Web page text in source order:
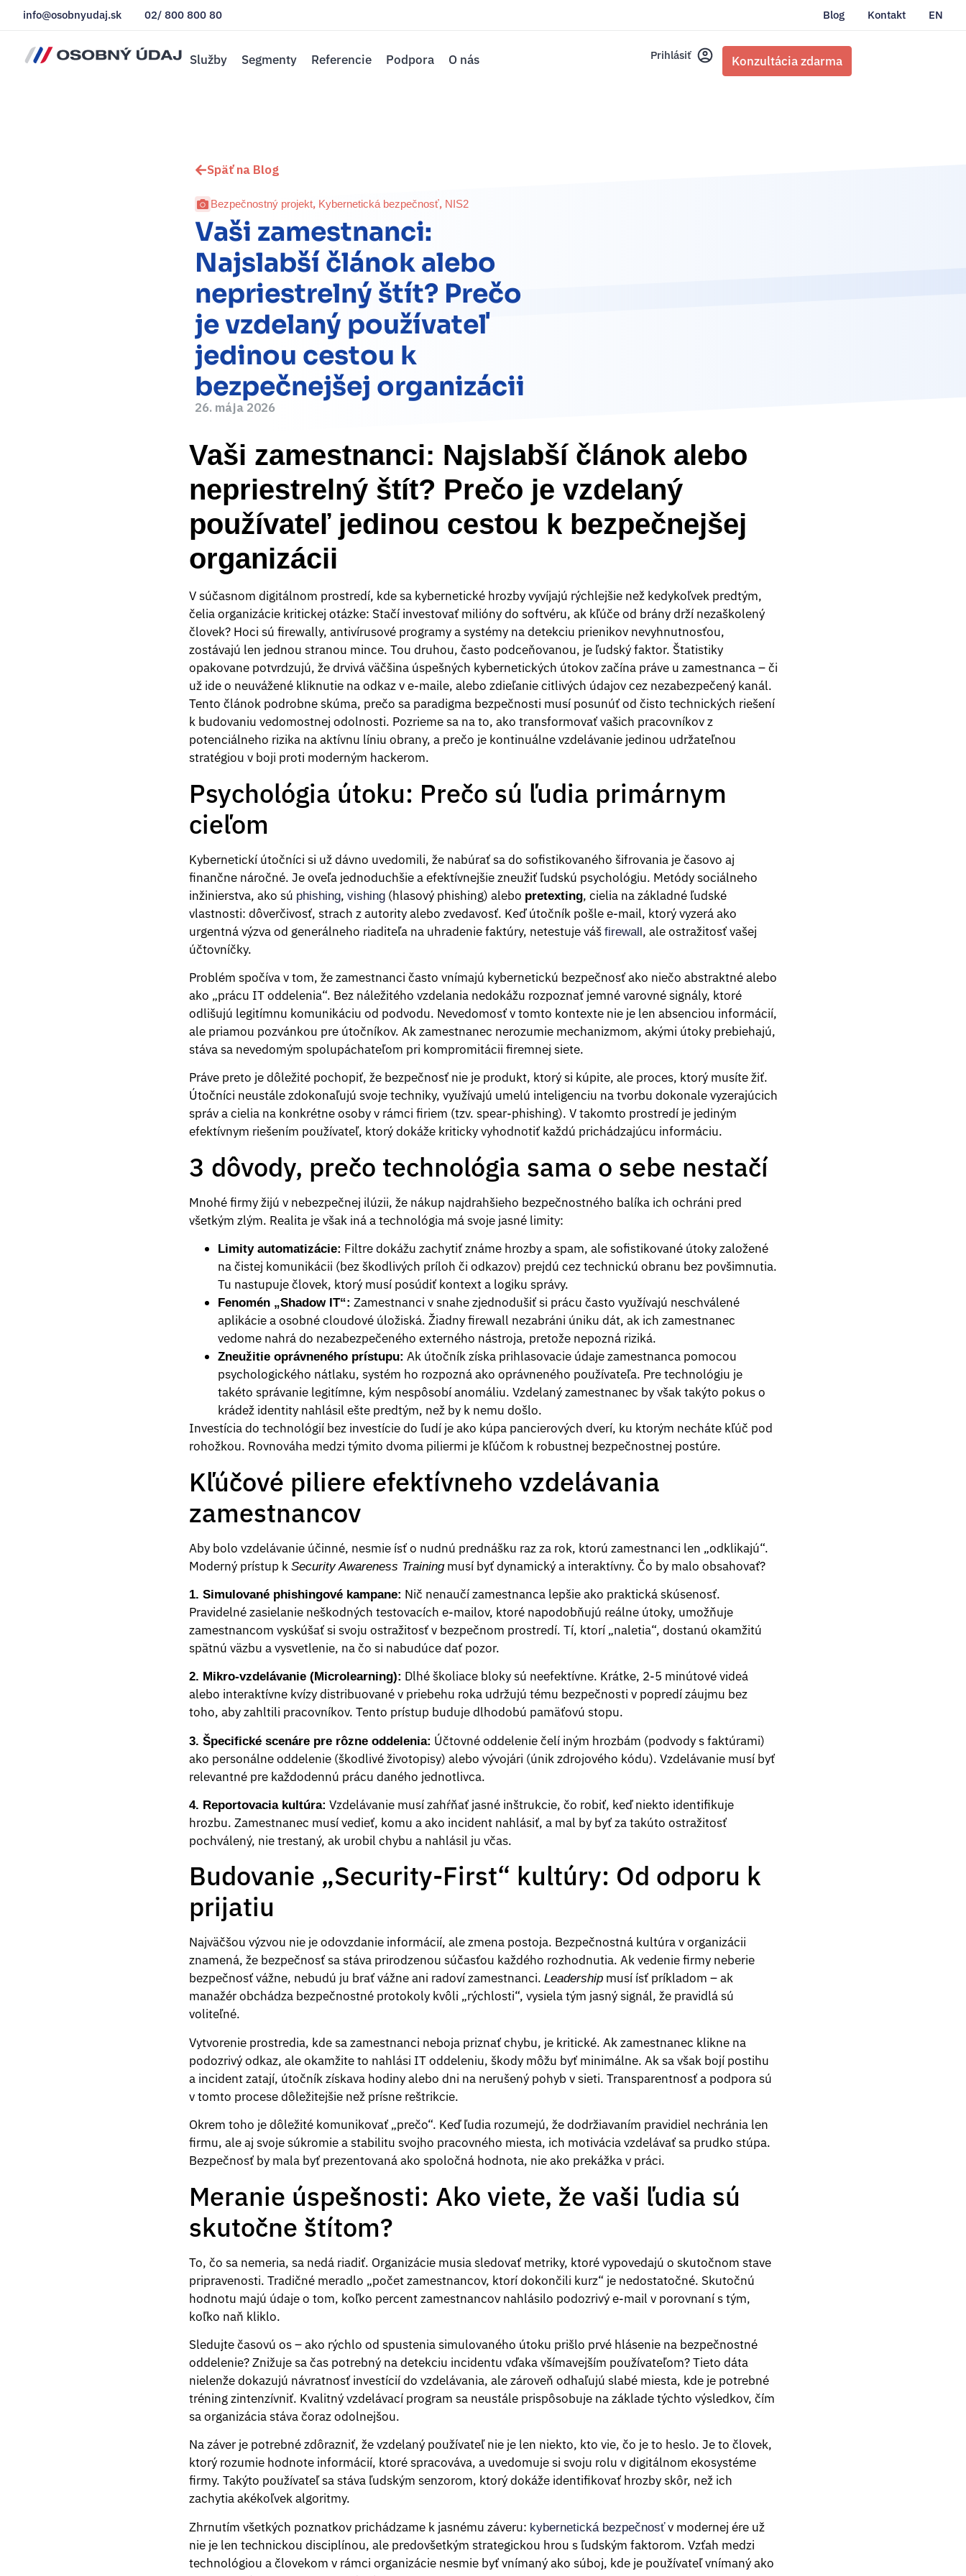
info@osobnyudaj.sk 02/ 800 800 80 Blog Kontakt EN
Služby Segmenty Referencie Podpora O nás Prihlásiť Konzultácia zdarma
Späť na Blog
Bezpečnostný projekt, Kybernetická bezpečnosť, NIS2
Vaši zamestnanci:
Najslabší článok alebo
nepriestrelný štít? Prečo
je vzdelaný používateľ
jedinou cestou k
bezpečnejšej organizácii
26. mája 2026
Vaši zamestnanci: Najslabší článok alebo
nepriestrelný štít? Prečo je vzdelaný
používateľ jedinou cestou k bezpečnejšej
organizácii
V súčasnom digitálnom prostredí, kde sa kybernetické hrozby vyvíjajú rýchlejšie než kedykoľvek predtým,
čelia organizácie kritickej otázke: Stačí investovať milióny do softvéru, ak kľúče od brány drží nezaškolený
človek? Hoci sú firewally, antivírusové programy a systémy na detekciu prienikov nevyhnutnosťou,
zostávajú len jednou stranou mince. Tou druhou, často podceňovanou, je ľudský faktor. Štatistiky
opakovane potvrdzujú, že drvivá väčšina úspešných kybernetických útokov začína práve u zamestnanca – či
už ide o neuvážené kliknutie na odkaz v e-maile, alebo zdieľanie citlivých údajov cez nezabezpečený kanál.
Tento článok podrobne skúma, prečo sa paradigma bezpečnosti musí posunúť od čisto technických riešení
k budovaniu vedomostnej odolnosti. Pozrieme sa na to, ako transformovať vašich pracovníkov z
potenciálneho rizika na aktívnu líniu obrany, a prečo je kontinuálne vzdelávanie jedinou udržateľnou
stratégiou v boji proti moderným hackerom.
Psychológia útoku: Prečo sú ľudia primárnym
cieľom
Kybernetickí útočníci si už dávno uvedomili, že nabúrať sa do sofistikovaného šifrovania je časovo aj
finančne náročné. Je oveľa jednoduchšie a efektívnejšie zneužiť ľudskú psychológiu. Metódy sociálneho
inžinierstva, ako sú phishing, vishing(hlasový phishing) alebo pretexting, cielia na základné ľudské
vlastnosti: dôverčivosť, strach z autority alebo zvedavosť. Keď útočník pošle e-mail, ktorý vyzerá ako
urgentná výzva od generálneho riaditeľa na uhradenie faktúry, netestuje váš firewall, ale ostražitosť vašej
účtovníčky.
Problém spočíva v tom, že zamestnanci často vnímajú kybernetickú bezpečnosť ako niečo abstraktné alebo
ako „prácu IT oddelenia“. Bez náležitého vzdelania nedokážu rozpoznať jemné varovné signály, ktoré
odlišujú legitímnu komunikáciu od podvodu. Nevedomosť v tomto kontexte nie je len absenciou informácií,
ale priamou pozvánkou pre útočníkov. Ak zamestnanec nerozumie mechanizmom, akými útoky prebiehajú,
stáva sa nevedomým spolupáchateľom pri kompromitácii firemnej siete.
Práve preto je dôležité pochopiť, že bezpečnosť nie je produkt, ktorý si kúpite, ale proces, ktorý musíte žiť.
Útočníci neustále zdokonaľujú svoje techniky, využívajú umelú inteligenciu na tvorbu dokonale vyzerajúcich
správ a cielia na konkrétne osoby v rámci firiem (tzv. spear-phishing). V takomto prostredí je jediným
efektívnym riešením používateľ, ktorý dokáže kriticky vyhodnotiť každú prichádzajúcu informáciu.
3 dôvody, prečo technológia sama o sebe nestačí
Mnohé firmy žijú v nebezpečnej ilúzii, že nákup najdrahšieho bezpečnostného balíka ich ochráni pred
všetkým zlým. Realita je však iná a technológia má svoje jasné limity:
Limity automatizácie: Filtre dokážu zachytiť známe hrozby a spam, ale sofistikované útoky založené
na čistej komunikácii (bez škodlivých príloh či odkazov) prejdú cez technickú obranu bez povšimnutia.
Tu nastupuje človek, ktorý musí posúdiť kontext a logiku správy.
Fenomén „Shadow IT“: Zamestnanci v snahe zjednodušiť si prácu často využívajú neschválené
aplikácie a osobné cloudové úložiská. Žiadny firewall nezabráni úniku dát, ak ich zamestnanec
vedome nahrá do nezabezpečeného externého nástroja, pretože nepozná riziká.
Zneužitie oprávneného prístupu: Ak útočník získa prihlasovacie údaje zamestnanca pomocou
psychologického nátlaku, systém ho rozpozná ako oprávneného používateľa. Pre technológiu je
takéto správanie legitímne, kým nespôsobí anomáliu. Vzdelaný zamestnanec by však takýto pokus o
krádež identity nahlásil ešte predtým, než by k nemu došlo.
Investícia do technológií bez investície do ľudí je ako kúpa pancierových dverí, ku ktorým necháte kľúč pod
rohožkou. Rovnováha medzi týmito dvoma piliermi je kľúčom k robustnej bezpečnostnej postúre.
Kľúčové piliere efektívneho vzdelávania
zamestnancov
Aby bolo vzdelávanie účinné, nesmie ísť o nudnú prednášku raz za rok, ktorú zamestnanci len „odklikajú“.
Moderný prístup k Security Awareness Trainingmusí byť dynamický a interaktívny. Čo by malo obsahovať?
1. Simulované phishingové kampane: Nič nenaučí zamestnanca lepšie ako praktická skúsenosť.
Pravidelné zasielanie neškodných testovacích e-mailov, ktoré napodobňujú reálne útoky, umožňuje
zamestnancom vyskúšať si svoju ostražitosť v bezpečnom prostredí. Tí, ktorí „naletia“, dostanú okamžitú
spätnú väzbu a vysvetlenie, na čo si nabudúce dať pozor.
2. Mikro-vzdelávanie (Microlearning): Dlhé školiace bloky sú neefektívne. Krátke, 2-5 minútové videá
alebo interaktívne kvízy distribuované v priebehu roka udržujú tému bezpečnosti v popredí záujmu bez
toho, aby zahltili pracovníkov. Tento prístup buduje dlhodobú pamäťovú stopu.
3. Špecifické scenáre pre rôzne oddelenia: Účtovné oddelenie čelí iným hrozbám (podvody s faktúrami)
ako personálne oddelenie (škodlivé životopisy) alebo vývojári (únik zdrojového kódu). Vzdelávanie musí byť
relevantné pre každodennú prácu daného jednotlivca.
4. Reportovacia kultúra: Vzdelávanie musí zahŕňať jasné inštrukcie, čo robiť, keď niekto identifikuje
hrozbu. Zamestnanec musí vedieť, komu a ako incident nahlásiť, a mal by byť za takúto ostražitosť
pochválený, nie trestaný, ak urobil chybu a nahlásil ju včas.
Budovanie „Security-First“ kultúry: Od odporu k
prijatiu
Najväčšou výzvou nie je odovzdanie informácií, ale zmena postoja. Bezpečnostná kultúra v organizácii
znamená, že bezpečnosť sa stáva prirodzenou súčasťou každého rozhodnutia. Ak vedenie firmy neberie
bezpečnosť vážne, nebudú ju brať vážne ani radoví zamestnanci. Leadershipmusí ísť príkladom – ak
manažér obchádza bezpečnostné protokoly kvôli „rýchlosti“, vysiela tým jasný signál, že pravidlá sú
voliteľné.
Vytvorenie prostredia, kde sa zamestnanci neboja priznať chybu, je kritické. Ak zamestnanec klikne na
podozrivý odkaz, ale okamžite to nahlási IT oddeleniu, škody môžu byť minimálne. Ak sa však bojí postihu
a incident zatají, útočník získava hodiny alebo dni na nerušený pohyb v sieti. Transparentnosť a podpora sú
v tomto procese dôležitejšie než prísne reštrikcie.
Okrem toho je dôležité komunikovať „prečo“. Keď ľudia rozumejú, že dodržiavaním pravidiel nechránia len
firmu, ale aj svoje súkromie a stabilitu svojho pracovného miesta, ich motivácia vzdelávať sa prudko stúpa.
Bezpečnosť by mala byť prezentovaná ako spoločná hodnota, nie ako prekážka v práci.
Meranie úspešnosti: Ako viete, že vaši ľudia sú
skutočne štítom?
To, čo sa nemeria, sa nedá riadiť. Organizácie musia sledovať metriky, ktoré vypovedajú o skutočnom stave
pripravenosti. Tradičné meradlo „počet zamestnancov, ktorí dokončili kurz“ je nedostatočné. Skutočnú
hodnotu majú údaje o tom, koľko percent zamestnancov nahlásilo podozrivý e-mail v porovnaní s tým,
koľko naň kliklo.
Sledujte časovú os – ako rýchlo od spustenia simulovaného útoku prišlo prvé hlásenie na bezpečnostné
oddelenie? Znižuje sa čas potrebný na detekciu incidentu vďaka všímavejším používateľom? Tieto dáta
nielenže dokazujú návratnosť investícií do vzdelávania, ale zároveň odhaľujú slabé miesta, kde je potrebné
tréning zintenzívniť. Kvalitný vzdelávací program sa neustále prispôsobuje na základe týchto výsledkov, čím
sa organizácia stáva čoraz odolnejšou.
Na záver je potrebné zdôrazniť, že vzdelaný používateľ nie je len niekto, kto vie, čo je to heslo. Je to človek,
ktorý rozumie hodnote informácií, ktoré spracováva, a uvedomuje si svoju rolu v digitálnom ekosystéme
firmy. Takýto používateľ sa stáva ľudským senzorom, ktorý dokáže identifikovať hrozby skôr, než ich
zachytia akékoľvek algoritmy.
Zhrnutím všetkých poznatkov prichádzame k jasnému záveru: kybernetická bezpečnosťv modernej ére už
nie je len technickou disciplínou, ale predovšetkým strategickou hrou s ľudským faktorom. Vzťah medzi
technológiou a človekom v rámci organizácie nesmie byť vnímaný ako súboj, kde je používateľ vnímaný ako